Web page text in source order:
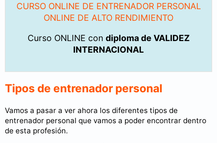
CURSO ONLINE DE ENTRENADOR PERSONAL
ONLINE DE ALTO RENDIMIENTO
Curso ONLINE con diploma de VALIDEZ
INTERNACIONAL
Tipos de entrenador personal
Vamos a pasar a ver ahora los diferentes tipos de
entrenador personal que vamos a poder encontrar dentro
de esta profesión.